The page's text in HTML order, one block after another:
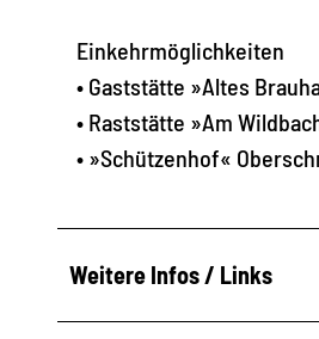
Einkehrmöglichkeiten
• Gaststätte »Altes
• Raststätte »Am
• »Schützenhof«
Weitere Infos / Links